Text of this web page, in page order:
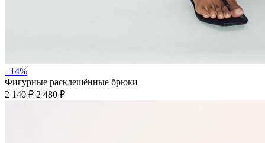
−14%
Фигурные расклешённые брюки
2 140 ₽ 2 480 ₽